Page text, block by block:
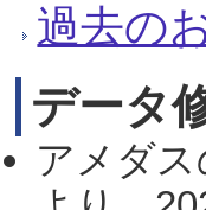
過去の
データ
アメダ